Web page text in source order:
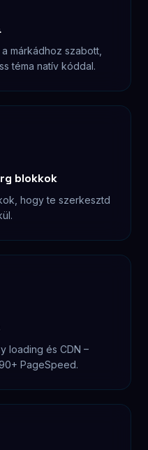
márkádhoz szabott,
téma natív kóddal.
blokkok
hogy te szerkesztd
loading és CDN –
PageSpeed.